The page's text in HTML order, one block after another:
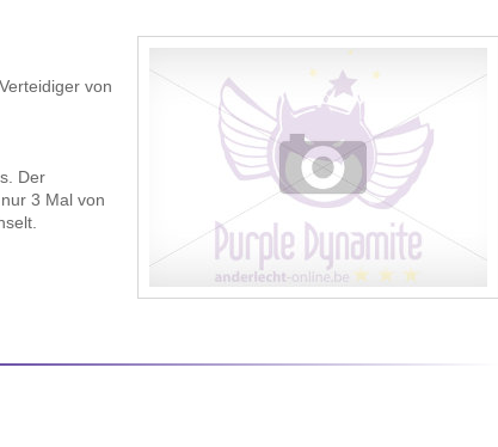
von
Der
3 Mal von